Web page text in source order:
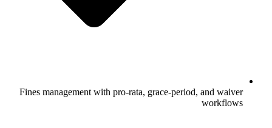
Fines management with pro-rata, grace-period, and waiver
workflows